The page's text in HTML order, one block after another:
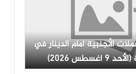
الأجنبية أمام الدينار في
2026)